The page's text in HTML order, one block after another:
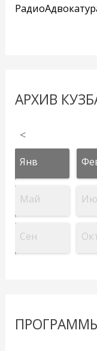
АРХИВ
<
Янв
Май
Сен